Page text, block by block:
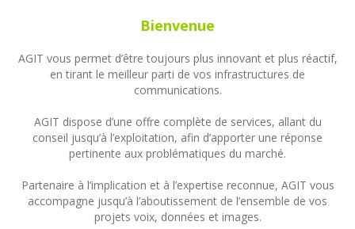
Bienvenue
AGIT vous permet d’être toujours plus innovant et plus réactif,
en tirant le meilleur parti de vos infrastructures de
communications.
AGIT dispose d’une offre complète de services, allant du
conseil jusqu’à l’exploitation, afin d’apporter une réponse
pertinente aux problématiques du marché.
Partenaire à l’implication et à l’expertise reconnue, AGIT vous
accompagne jusqu’à l’aboutissement de l’ensemble de vos
projets voix, données et images.